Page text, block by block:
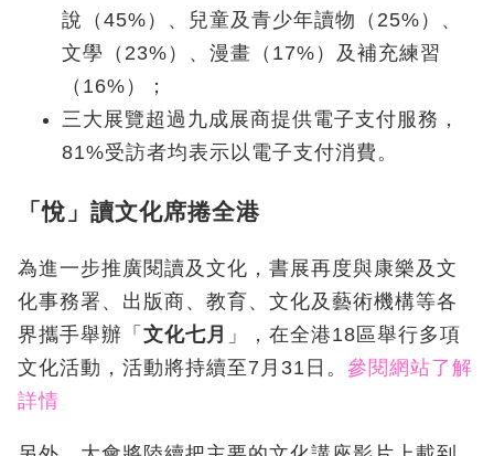
說（45%）、兒童及青少年讀物（25%）、
文學（23%）、漫畫（17%）及補充練習
（16%）；
三大展覽超過九成展商提供電子支付服務，
81%受訪者均表示以電子支付消費。
「悅」讀文化席捲全港
為進一步推廣閱讀及文化，書展再度與康樂及文
化事務署、出版商、教育、文化及藝術機構等各
界攜手舉辦「 文化七月 」，在全港18區舉行多項
文化活動，活動將持續至7月31日。 參閱網站了解
詳情